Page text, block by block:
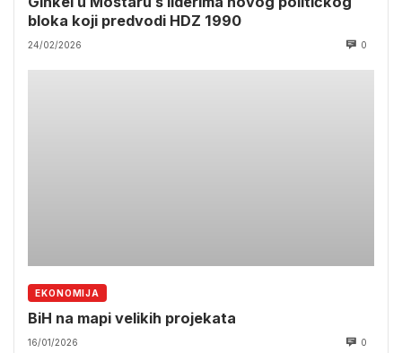
bloka koji predvodi HDZ 1990
24/02/2026 0
EKONOMIJA
BiH na mapi velikih projekata
16/01/2026 0